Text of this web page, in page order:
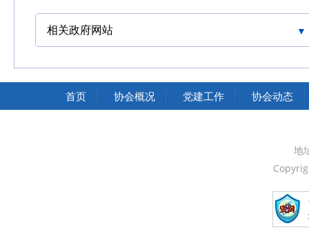
相关政府网站
中国交通运输协会官网
首页 协会概况 党建工作 协会动态
地